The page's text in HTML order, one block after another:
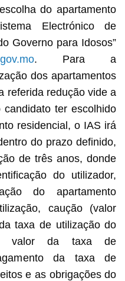
do apartamento
Electrónico de
Governo para Idosos”
. Para a
dos apartamentos
referida redução vide a
ter escolhido
residencial, o IAS irá
do prazo definido,
de três anos, donde
do utilizador,
do apartamento
caução (valor
taxa de utilização do
valor da taxa de
da taxa de
e as obrigações do